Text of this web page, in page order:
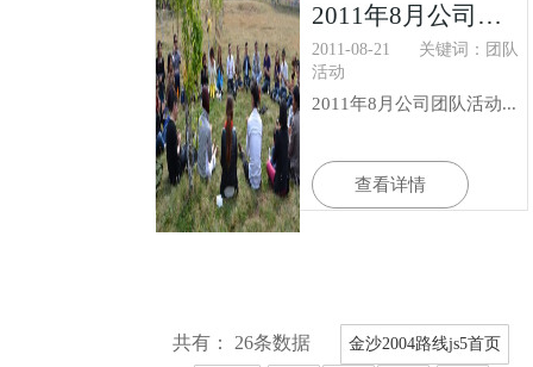
2011年8月公司团队活动
2011-08-21
关键词：团队
活动
2011年8月公司团队活动...
查看详情
共有： 26条数据 金沙2004路线js5首页